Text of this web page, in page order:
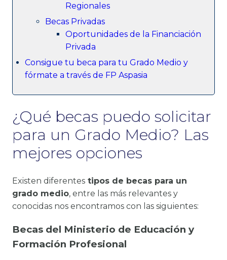
Regionales
Becas Privadas
Oportunidades de la Financiación
Privada
Consigue tu beca para tu Grado Medio y
fórmate a través de FP Aspasia
¿Qué becas puedo solicitar
para un Grado Medio? Las
mejores opciones
Existen diferentes tipos de becas para un
grado medio, entre las más relevantes y
conocidas nos encontramos con las siguientes:
Becas del Ministerio de Educación y
Formación Profesional